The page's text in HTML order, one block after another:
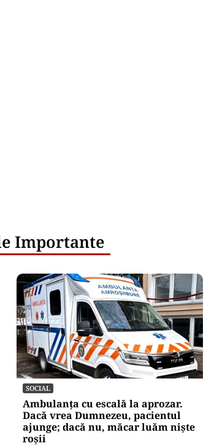
Importante
SOCIAL
Ambulanța cu escală la aprozar.
Dacă vrea Dumnezeu, pacientul
ajunge; dacă nu, măcar luăm niște
roșii